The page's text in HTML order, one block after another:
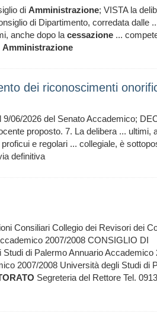
di Amministrazione; VISTA la
di Dipartimento, corredata dalle
anche dopo la cessazione ...
Amministrazione
dei riconoscimenti
9/06/2026 del Senato Accademico;
proposto. 7. La delibera ... ultimi,
e regolari ... collegiale, è
definitiva
Consiliari Collegio dei Revisori dei
2007/2008 CONSIGLIO DI
di Palermo Annuario Accademico
2007/2008 Università degli Studi di
Segreteria del Rettore Tel.